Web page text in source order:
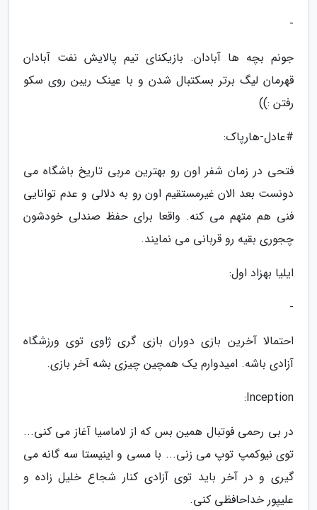
-
جونم بچه ها آبادان. بازیکنای تیم پالایش نفت آبادان
قهرمان لیگ برتر بسکتبال شدن و با عینک ریبن روی سکو
رفتن :))
#عادل-هارپاک:
فتحی در زمان شفر اون رو بهترین مربی تاریخ باشگاه می
دونست بعد الان غیرمستقیم اون رو به دلالی و عدم توانایی
فنی هم متهم می کنه. واقعا برای حفظ صندلی خودشون
چجوری بقیه رو قربانی می نمایند.
ایلیا بهزاد اول:
-
احتمالا آخرین بازی دوران بازی گری ژاوی توی ورزشگاه
آزادی باشه. امیدوارم یک همچین چیزی بشه آخر بازی.
Inception:
در بی رحمی فوتبال همین بس که از لاماسیا آغاز می کنی...
توی نیوکمپ توپ می زنی... با مسی و اینیستا سه گانه می
گیری و در آخر باید توی آزادی کنار شجاع خلیل زاده و
علیپور خداحافظی کنی.